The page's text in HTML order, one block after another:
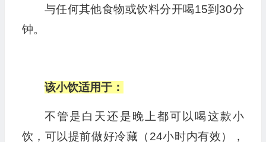
与任何其他食物或饮料分开喝15到30分
钟。
该小饮适用于：
不管是白天还是晚上都可以喝这款小
饮，可以提前做好冷藏（24小时内有效），